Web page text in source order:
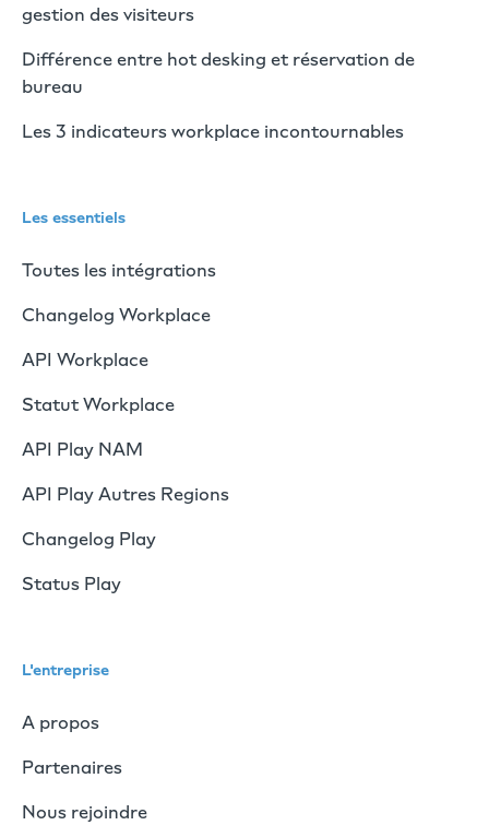
gestion des visiteurs
Différence entre hot desking et réservation de
bureau
Les 3 indicateurs workplace incontournables
Les essentiels
Toutes les intégrations
Changelog Workplace
API Workplace
Statut Workplace
API Play NAM
API Play Autres Regions
Changelog Play
Status Play
L'entreprise
A propos
Partenaires
Nous rejoindre